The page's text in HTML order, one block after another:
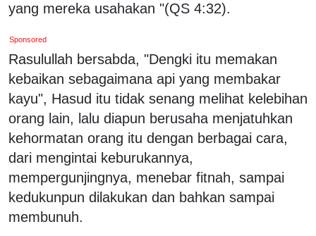
yang mereka usahakan "(QS 4:32).
Sponsored
Rasulullah bersabda, "Dengki itu memakan
kebaikan sebagaimana api yang membakar
kayu", Hasud itu tidak senang melihat kelebihan
orang lain, lalu diapun berusaha menjatuhkan
kehormatan orang itu dengan berbagai cara,
dari mengintai keburukannya,
mempergunjingnya, menebar fitnah, sampai
kedukunpun dilakukan dan bahkan sampai
membunuh.